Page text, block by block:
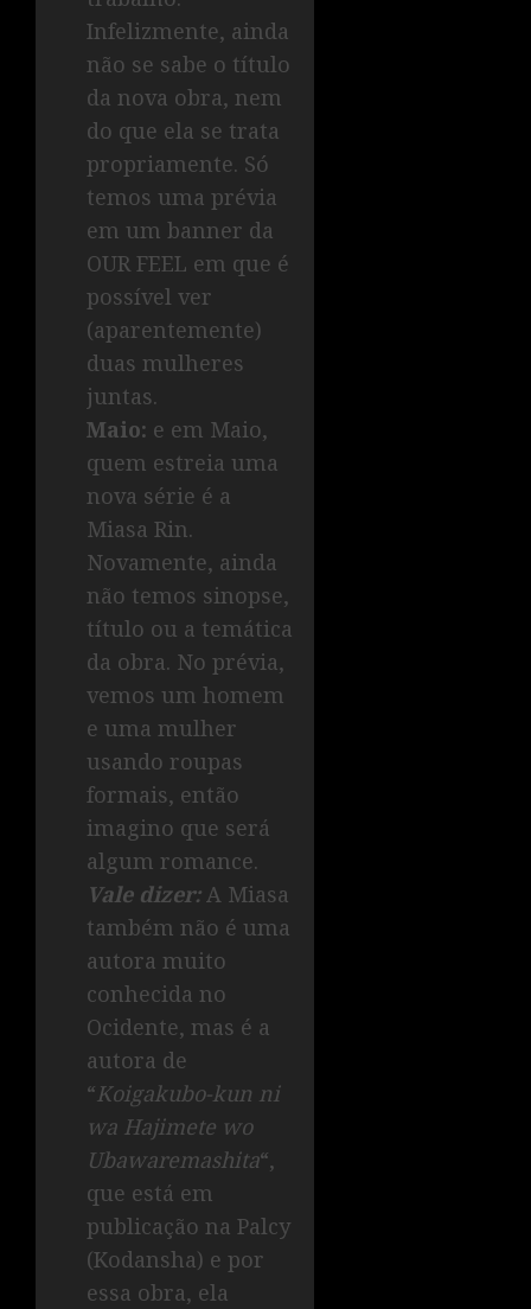
Infelizmente, ainda
não se sabe o título
da nova obra, nem
do que ela se trata
propriamente. Só
temos uma prévia
em um banner da
OUR FEEL em que é
possível ver
(aparentemente)
duas mulheres
juntas.
Maio: e em Maio,
quem estreia uma
nova série é a
Miasa Rin.
Novamente, ainda
não temos sinopse,
título ou a temática
da obra. No prévia,
vemos um homem
e uma mulher
usando roupas
formais, então
imagino que será
algum romance.
Vale dizer:A Miasa
também não é uma
autora muito
conhecida no
Ocidente, mas é a
autora de
“Koigakubo-kun ni
wa Hajimete wo
Ubawaremashita“,
que está em
publicação na Palcy
(Kodansha) e por
essa obra, ela